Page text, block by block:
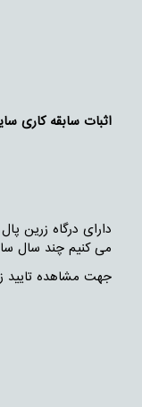
اثبات سابقه کاری
می کنیم چند سال
جهت مشاهده تایید